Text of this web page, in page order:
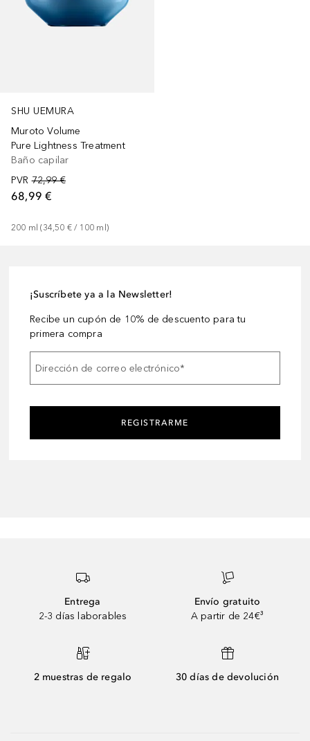
SHU UEMURA
Muroto Volume
Pure Lightness Treatment
Baño capilar
PVR 72,99 €
68,99 €
200 ml (34,50 € / 100 ml )
¡Suscríbete ya a la Newsletter!
Recibe un cupón de 10% de descuento para tu
primera compra
Dirección de correo electrónico*
REGISTRARME
Entrega
2-3 días laborables
Envío gratuito
A partir de 24€³
2 muestras de regalo 30 días de devolución